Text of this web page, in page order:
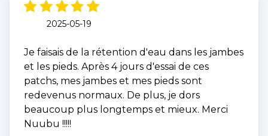
2025-05-19
Je faisais de la rétention d'eau dans les jambes
et les pieds. Après 4 jours d'essai de ces
patchs, mes jambes et mes pieds sont
redevenus normaux. De plus, je dors
beaucoup plus longtemps et mieux. Merci
Nuubu !!!!!